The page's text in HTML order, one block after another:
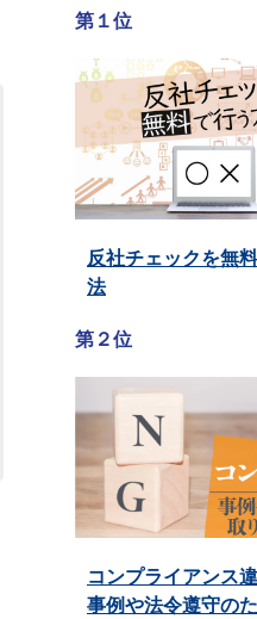
第１位
反社チェックを無
法
第２位
コンプライアンス
事例や法令遵守の